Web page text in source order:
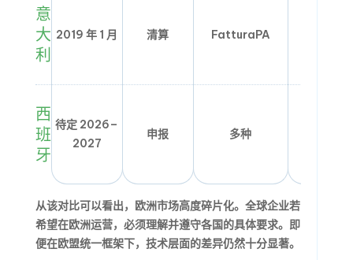
意
大
利
2019 年 1 月 清算 FatturaPA
西
班
牙
待定 2026–
2027
申报 多种
从该对比可以看出，欧洲市场高度碎片化。全球企业若
希望在欧洲运营，必须理解并遵守各国的具体要求。即
便在欧盟统一框架下，技术层面的差异仍然十分显著。